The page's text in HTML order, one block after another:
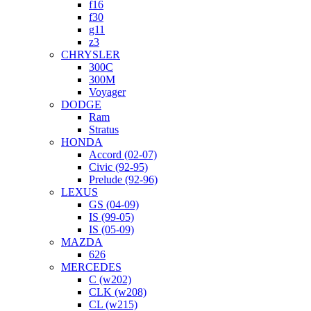
f16
f30
g11
z3
CHRYSLER
300C
300M
Voyager
DODGE
Ram
Stratus
HONDA
Accord (02-07)
Civic (92-95)
Prelude (92-96)
LEXUS
GS (04-09)
IS (99-05)
IS (05-09)
MAZDA
626
MERCEDES
C (w202)
CLK (w208)
CL (w215)